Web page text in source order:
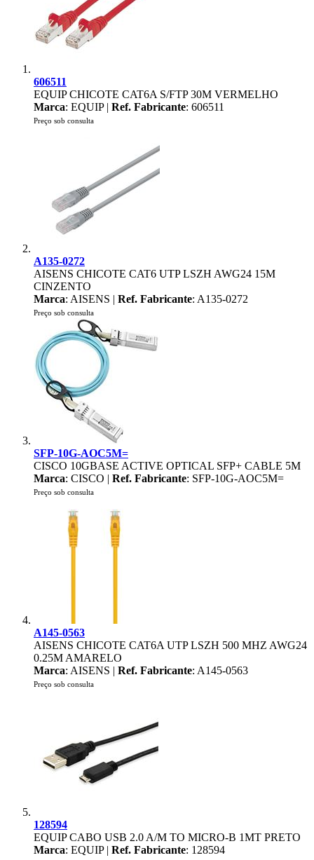
606511
EQUIP CHICOTE CAT6A S/FTP 30M VERMELHO
Marca: EQUIP | Ref. Fabricante: 606511
Preço sob consulta
A135-0272
AISENS CHICOTE CAT6 UTP LSZH AWG24 15M
CINZENTO
Marca: AISENS | Ref. Fabricante: A135-0272
Preço sob consulta
SFP-10G-AOC5M=
CISCO 10GBASE ACTIVE OPTICAL SFP+ CABLE 5M
Marca: CISCO | Ref. Fabricante: SFP-10G-AOC5M=
Preço sob consulta
A145-0563
AISENS CHICOTE CAT6A UTP LSZH 500 MHZ AWG24
0.25M AMARELO
Marca: AISENS | Ref. Fabricante: A145-0563
Preço sob consulta
128594
EQUIP CABO USB 2.0 A/M TO MICRO-B 1MT PRETO
Marca: EQUIP | Ref. Fabricante: 128594